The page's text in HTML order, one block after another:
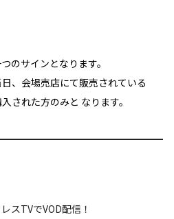
のサインとなります。
、会場売店にて販売されている
された方のみと なります。
スTVでVOD配信！